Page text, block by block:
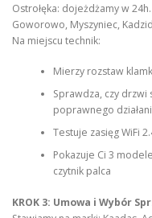
Ostrołęka: dojeżdżamy w
Goworowo, Myszyniec,
Na miejscu technik:
Mierzy rozstaw
Sprawdza, czy drzwi
poprawnego
Testuje zasięg WiFi
Pokazuje Ci 3
czytnik palca
KROK 3: Umowa i Wybór